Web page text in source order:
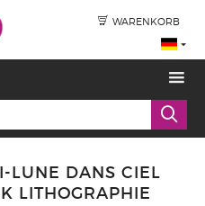
WARENKORB
LUNE DANS CIEL
LITHOGRAPHIE